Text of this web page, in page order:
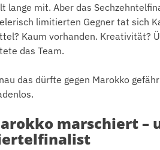
lange mit. Aber das
limitierten Gegner tat sich
Kaum vorhanden. Kreativität?
das Team.
das dürfte gegen Marokko
marschiert –